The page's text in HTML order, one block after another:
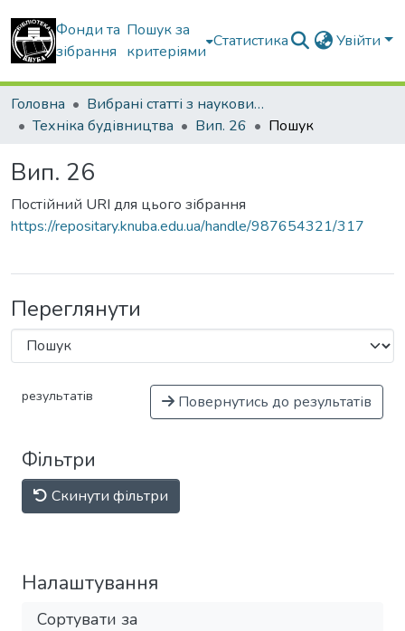
Фонди та
зібрання
Пошук за
критеріями
Статистика Увійти
Головна
Вибрані статті з наукових збірників КНУБА
Техніка будівництва
Вип. 26 Пошук
Вип. 26
Постійний URI для цього зібрання
https://repositary.knuba.edu.ua/handle/987654321/317
Переглянути
результатів Повернутись до результатів
Фільтри
Скинути фільтри
Налаштування
Сортувати за